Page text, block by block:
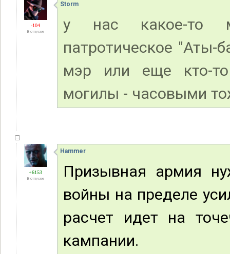
-104
В отпуске
Storm
у нас какое-то
патротическое
мэр или еще кто-
могилы - часовыми
+6153
В отпуске
Hammer
Призывная армия
войны на пределе
расчет идет на
кампании.